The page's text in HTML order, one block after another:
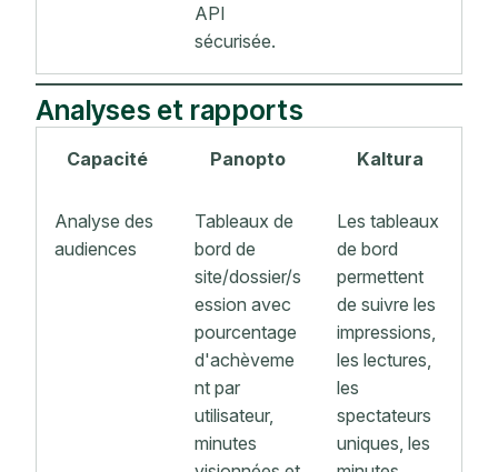
API
sécurisée.
Analyses et rapports
Capacité Panopto Kaltura
Analyse des
audiences
Tableaux de
bord de
site/dossier/s
ession avec
pourcentage
d'achèveme
nt par
utilisateur,
minutes
Les tableaux
de bord
permettent
de suivre les
impressions,
les lectures,
les
spectateurs
uniques, les